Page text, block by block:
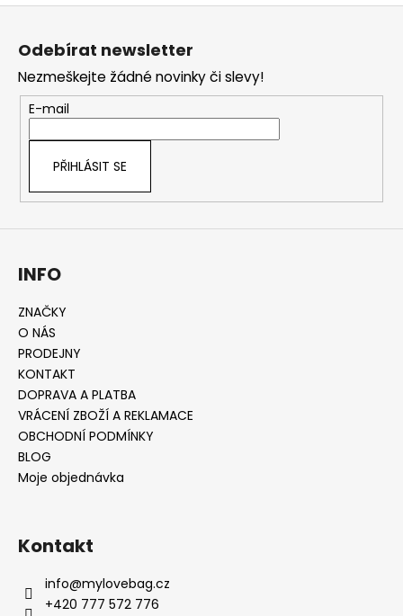
Z
Odebírat newsletter
Nezmeškejte žádné novinky či slevy!
E-mail
PŘIHLÁSIT SE
INFO
ZNAČKY
O NÁS
PRODEJNY
KONTAKT
DOPRAVA A PLATBA
VRÁCENÍ ZBOŽÍ A REKLAMACE
OBCHODNÍ PODMÍNKY
BLOG
Moje objednávka
Kontakt
info@mylovebag.cz
+420 777 572 776